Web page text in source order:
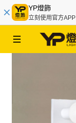
YP燈飾
立刻使用官方APP